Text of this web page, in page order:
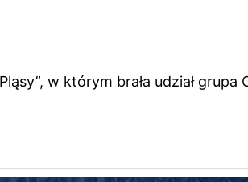
w którym brała udział grupa